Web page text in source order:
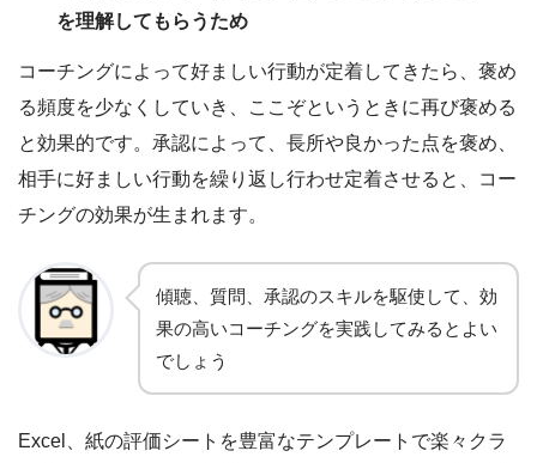
を理解してもらうため
コーチングによって好ましい行動が定着してきたら、褒め
る頻度を少なくしていき、ここぞというときに再び褒める
と効果的です。承認によって、長所や良かった点を褒め、
相手に好ましい行動を繰り返し行わせ定着させると、コー
チングの効果が生まれます。
傾聴、質問、承認のスキルを駆使して、効
果の高いコーチングを実践してみるとよい
でしょう
Excel、紙の評価シートを豊富なテンプレートで楽々クラ